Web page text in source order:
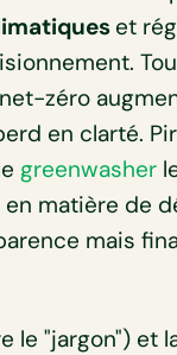
et
zéro
en clarté.
greenwasher
matière de
mais
le "jargon") et